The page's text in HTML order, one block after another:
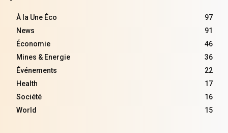
À la Une Éco
97
News
91
Économie
46
Mines & Energie
36
Événements
22
Health
17
Société
16
World
15